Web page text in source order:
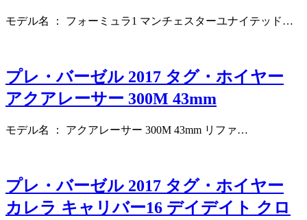
モデル名 ： フォーミュラ1 マンチェスターユナイテッド…
プレ・バーゼル 2017 タグ・ホイヤー
アクアレーサー 300M 43mm
モデル名 ： アクアレーサー 300M 43mm リファ…
プレ・バーゼル 2017 タグ・ホイヤー
カレラ キャリバー16 デイデイト クロ